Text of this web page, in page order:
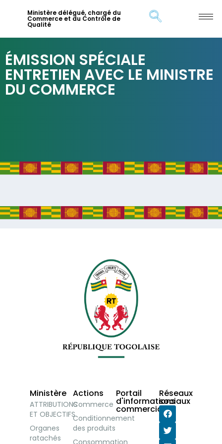
Ministère délégué, chargé du
Commerce et du Contrôle de
Qualité
ÉMISSION SPÉCIALE
ENTRETIEN AVEC LE MINISTRE
DU COMMERCE
Ministère
ATTRIBUTIONS
ET OBJECTIFS
Organes
ratachés
Actions
Commerce
Conditionnement
des produits
Consommation
Portail
d'informations
commerciales
Réseaux
sociaux